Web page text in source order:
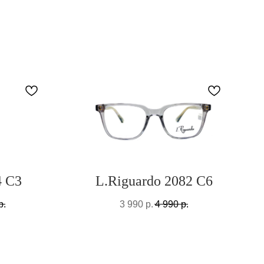
C3 L.Riguardo 2082 C6
3 990 р. 4 990 р.